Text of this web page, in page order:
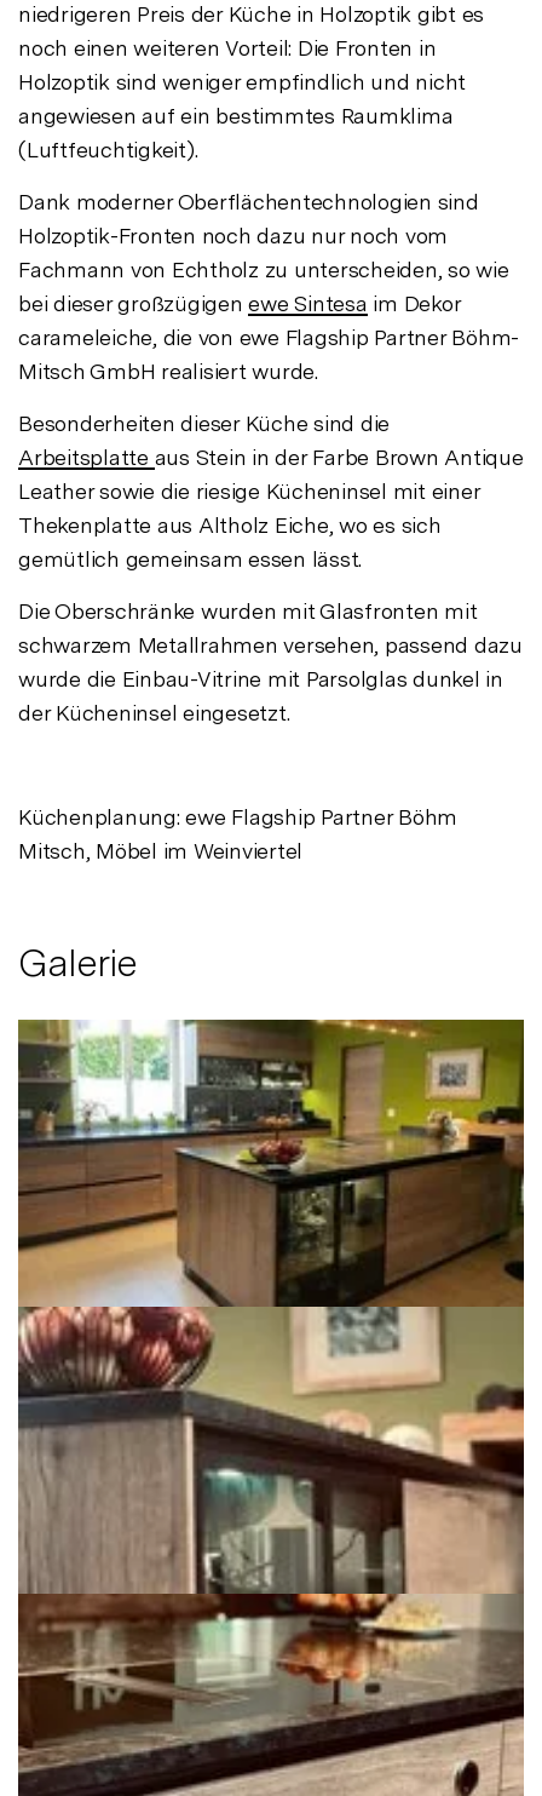
niedrigeren Preis der Küche in Holzoptik gibt es
noch einen weiteren Vorteil: Die Fronten in
Holzoptik sind weniger empfindlich und nicht
angewiesen auf ein bestimmtes Raumklima
(Luftfeuchtigkeit).
Dank moderner Oberflächentechnologien sind
Holzoptik-Fronten noch dazu nur noch vom
Fachmann von Echtholz zu unterscheiden, so wie
bei dieser großzügigenewe Sintesa im Dekor
carameleiche, die von ewe Flagship Partner Böhm-
Mitsch GmbH realisiert wurde.
Besonderheiten dieser Küche sind die
Arbeitsplatte aus Stein in der Farbe Brown Antique
Leather sowie die riesige Kücheninsel mit einer
Thekenplatte aus Altholz Eiche, wo es sich
gemütlich gemeinsam essen lässt.
Die Oberschränke wurden mit Glasfronten mit
schwarzem Metallrahmen versehen, passend dazu
wurde die Einbau-Vitrine mit Parsolglas dunkel in
der Kücheninsel eingesetzt.
Küchenplanung: ewe Flagship Partner Böhm
Mitsch, Möbel im Weinviertel
Galerie